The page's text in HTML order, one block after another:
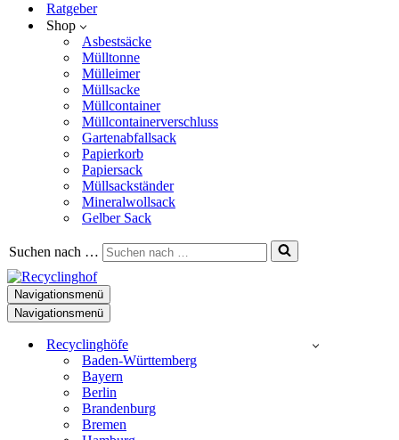
Ratgeber
Shop
Asbestsäcke
Mülltonne
Mülleimer
Müllsacke
Müllcontainer
Müllcontainerverschluss
Gartenabfallsack
Papierkorb
Papiersack
Müllsackständer
Mineralwollsack
Gelber Sack
Suchen nach …
Navigationsmenü
Navigationsmenü
Recyclinghöfe
Baden-Württemberg
Bayern
Berlin
Brandenburg
Bremen